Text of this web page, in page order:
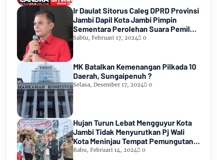
Ir Daulat Sitorus Caleg DPRD Provinsi
Jambi Dapil Kota Jambi Pimpin
Sementara Perolehan Suara Pemilu
2024
Sabtu, Februari 17, 2024 0
MK Batalkan Kemenangan Pilkada 10
Daerah, Sungaipenuh ?
Selasa, Desember 17, 2024 0
Hujan Turun Lebat Mengguyur Kota
Jambi Tidak Menyurutkan Pj Wali
Kota Meninjau Tempat Pemungutan
Suara Pemilu 2024
Rabu, Februari 14, 2024 0